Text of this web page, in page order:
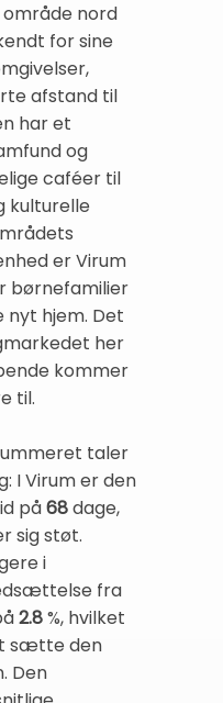
nord
for sine
afstand til
har et
og
caféer til
kulturelle
er Virum
børnefamilier
nyt hjem. Det
her
kommer
til.
taler
I Virum er den
på68dage,
sig støt.
i
fra
2.8%, hvilket
sætte den
Den